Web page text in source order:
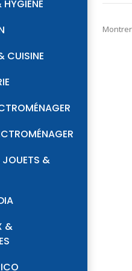
HYGIÈNE
CUISINE
JOUETS &
&